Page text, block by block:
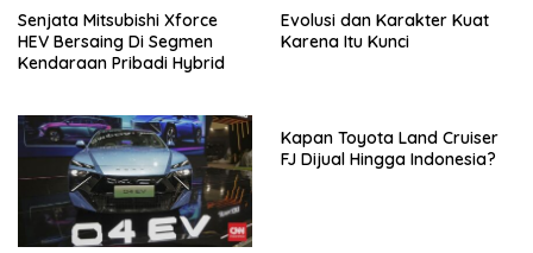
Senjata Mitsubishi Xforce
HEV Bersaing Di Segmen
Kendaraan Pribadi Hybrid
Evolusi dan Karakter Kuat
Karena Itu Kunci
Kapan Toyota Land Cruiser
FJ Dijual Hingga Indonesia?